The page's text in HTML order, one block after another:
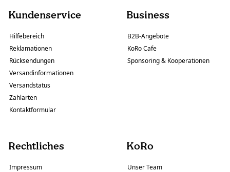
Kundenservice
Hilfebereich
Reklamationen
Rücksendungen
Versandinformationen
Versandstatus
Zahlarten
Kontaktformular
Business
B2B-Angebote
KoRo Cafe
Sponsoring & Kooperationen
Rechtliches
Impressum
KoRo
Unser Team